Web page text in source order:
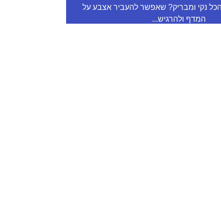
נקי ומבריק? שאפשר להעביר אצבע על
המדף ולהרגיש...